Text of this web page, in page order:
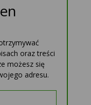
oraz treści
możesz się
adresu.